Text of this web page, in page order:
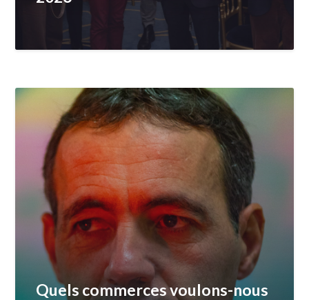
Quels commerces voulons-nous